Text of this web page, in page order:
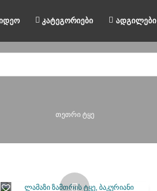
კატეგორიები ადგილები
თეთრი ტყე